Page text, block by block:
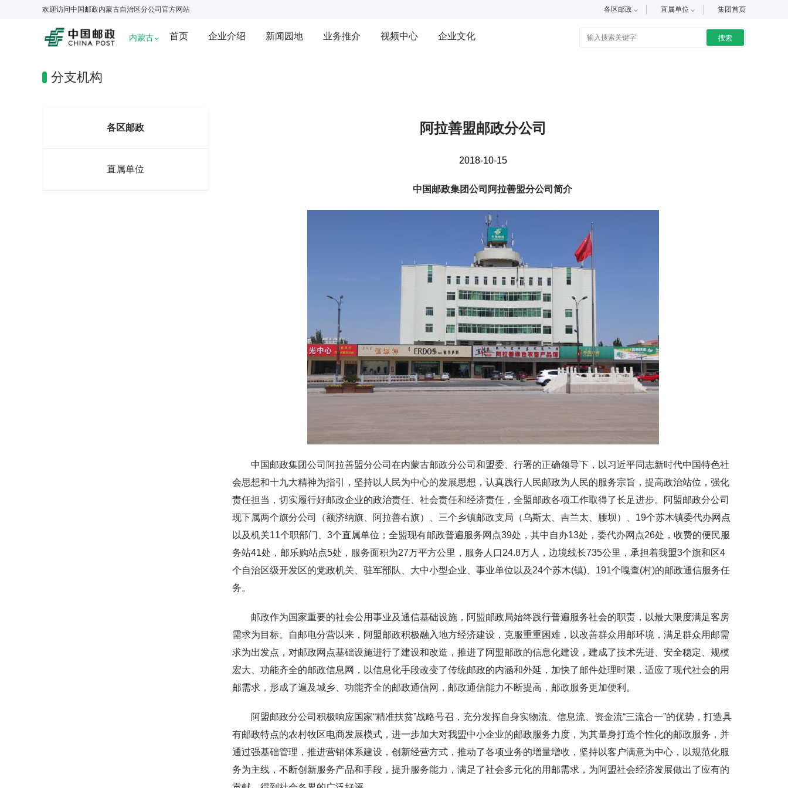
欢迎访问中国邮政内蒙古自治区分公司 官方网站 集团首页
直属单位
各区邮政
内蒙古 首页 企业介绍 新闻园地 业务推介 视频中心 企业文化 搜索
分支机构
各区邮政
直属单位
阿拉善盟邮政分公司
2018-10-15
中国邮政集团公司阿拉善盟分公司简介
中国邮政集团公司阿拉善盟分公司在内蒙古邮政分公司和盟委、行署的正确领导下，以习近平同志新时代中国特色社
会思想和十九大精神为指引，坚持以人民为中心的发展思想，认真践行人民邮政为人民的服务宗旨，提高政治站位，强化
责任担当，切实履行好邮政企业的政治责任、社会责任和经济责任，全盟邮政各项工作取得了长足进步。阿盟邮政分公司
现下属两个旗分公司（额济纳旗、阿拉善右旗）、三个乡镇邮政支局（乌斯太、吉兰太、腰坝）、19个苏木镇委代办网点
以及机关11个职部门、3个直属单位；全盟现有邮政普遍服务网点39处，其中自办13处，委代办网点26处，收费的便民服
务站41处，邮乐购站点5处，服务面积为27万平方公里，服务人口24.8万人，边境线长735公里，承担着我盟3个旗和区4
个自治区级开发区的党政机关、驻军部队、大中小型企业、事业单位以及24个苏木(镇)、191个嘎查(村)的邮政通信服务任
务。
邮政作为国家重要的社会公用事业及通信基础设施，阿盟邮政局始终践行普遍服务社会的职责，以最大限度满足客房
需求为目标。自邮电分营以来，阿盟邮政积极融入地方经济建设，克服重重困难，以改善群众用邮环境，满足群众用邮需
求为出发点，对邮政网点基础设施进行了建设和改造，推进了阿盟邮政的信息化建设，建成了技术先进、安全稳定、规模
宏大、功能齐全的邮政信息网，以信息化手段改变了传统邮政的内涵和外延，加快了邮件处理时限，适应了现代社会的用
邮需求，形成了遍及城乡、功能齐全的邮政通信网，邮政通信能力不断提高，邮政服务更加便利。
阿盟邮政分公司积极响应国家“精准扶贫”战略号召，充分发挥自身实物流、信息流、资金流“三流合一”的优势，打造具
有邮政特点的农村牧区电商发展模式，进一步加大对我盟中小企业的邮政服务力度，为其量身打造个性化的邮政服务，并
通过强基础管理，推进营销体系建设，创新经营方式，推动了各项业务的增量增收，坚持以客户满意为中心，以规范化服
务为主线，不断创新服务产品和手段，提升服务能力，满足了社会多元化的用邮需求，为阿盟社会经济发展做出了应有的